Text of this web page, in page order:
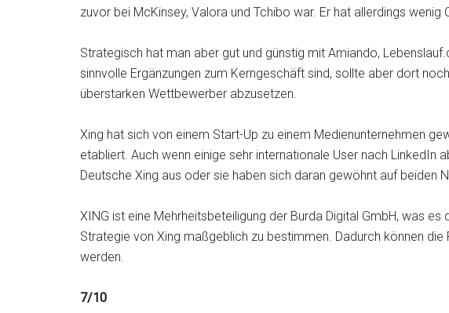
zuvor bei McKinsey, Valora und Tchibo war. Er hat allerdings wenig
Strategisch hat man aber gut und günstig mit Amiando,
sinnvolle Ergänzungen zum Kerngeschäft sind, sollte aber dort
überstarken Wettbewerber abzusetzen.
Xing hat sich von einem Start-Up zu einem Medienunternehmen
etabliert. Auch wenn einige sehr internationale User nach LinkedIn
Deutsche Xing aus oder sie haben sich daran gewöhnt auf beiden
XING ist eine Mehrheitsbeteiligung der Burda Digital GmbH, was
Strategie von Xing maßgeblich zu bestimmen. Dadurch können
werden.
7/10